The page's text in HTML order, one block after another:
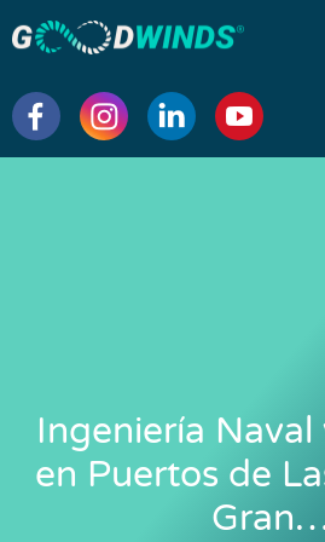
Ingeniería
en Puertos de